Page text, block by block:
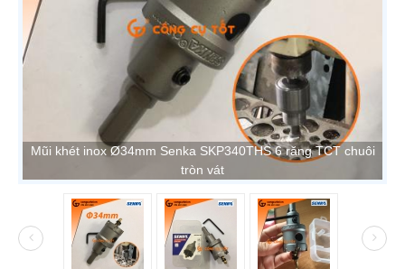
Mũi khét inox Ø34mm Senka SKP340THS 6 răng TCT chuôi
tròn vát